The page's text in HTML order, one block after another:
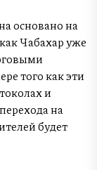
основано на
Чабахар уже
того как эти
и
на
будет